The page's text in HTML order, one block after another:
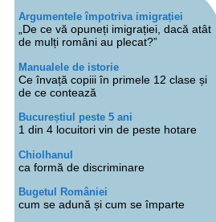
Argumentele împotriva imigrației
„De ce vă opuneți imigrației, dacă atât
de mulți români au plecat?”
Manualele de istorie
Ce învață copiii în primele 12 clase și
de ce contează
Bucureștiul peste 5 ani
1 din 4 locuitori vin de peste hotare
Chiolhanul
ca formă de discriminare
Bugetul României
cum se adună și cum se împarte